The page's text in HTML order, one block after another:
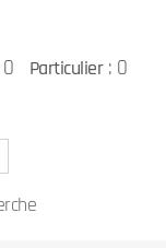
Particulier: 0